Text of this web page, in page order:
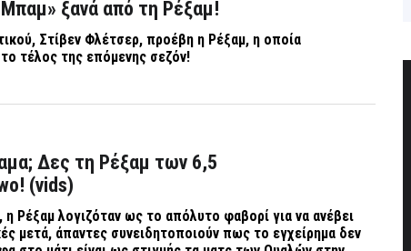
ξανά από τη Ρέξαμ!
Στίβεν Φλέτσερ, προέβη η Ρέξαμ, η οποία
τέλος της επόμενης σεζόν!
Δες τη Ρέξαμ των 6,5
(vids)
, η Ρέξαμ λογιζόταν ως το απόλυτο φαβορί για να ανέβει
μετά, άπαντες συνειδητοποιούν πως το εγχείρημα δεν